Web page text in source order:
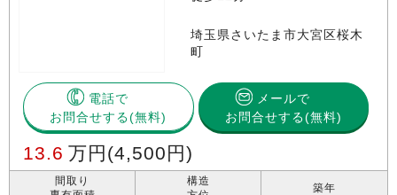
埼玉県さいたま市大宮区桜木
町
電話で
お問合せする
メールで
お問合せする(無料)
13.6 万円 (4,500円)
間取り
構造
築年